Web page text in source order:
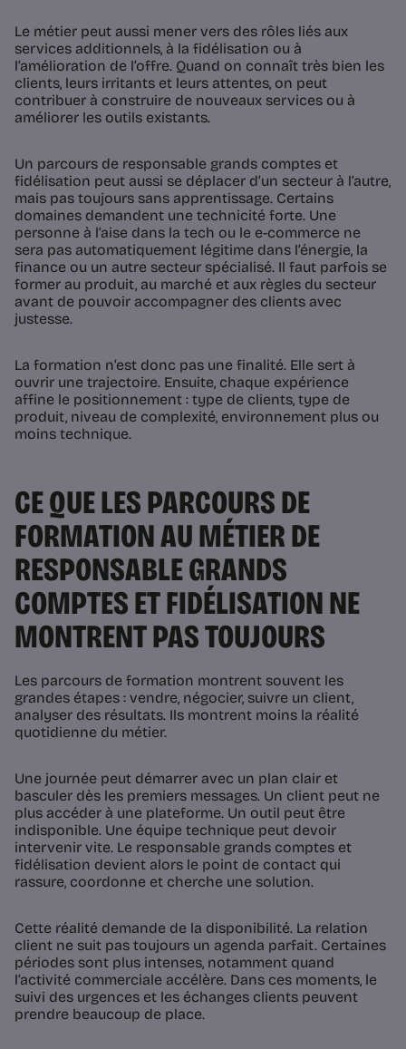
Le métier peut aussi mener vers des rôles liés aux
services additionnels, à la fidélisation ou à
l’amélioration de l’offre. Quand on connaît très bien les
clients, leurs irritants et leurs attentes, on peut
contribuer à construire de nouveaux services ou à
améliorer les outils existants.
Un parcours de responsable grands comptes et
fidélisation peut aussi se déplacer d’un secteur à l’autre,
mais pas toujours sans apprentissage. Certains
domaines demandent une technicité forte. Une
personne à l’aise dans la tech ou le e-commerce ne
sera pas automatiquement légitime dans l’énergie, la
finance ou un autre secteur spécialisé. Il faut parfois se
former au produit, au marché et aux règles du secteur
avant de pouvoir accompagner des clients avec
justesse.
La formation n’est donc pas une finalité. Elle sert à
ouvrir une trajectoire. Ensuite, chaque expérience
affine le positionnement : type de clients, type de
produit, niveau de complexité, environnement plus ou
moins technique.
CE QUE LES PARCOURS DE
FORMATION AU MÉTIER DE
RESPONSABLE GRANDS
COMPTES ET FIDÉLISATION NE
MONTRENT PAS TOUJOURS
Les parcours de formation montrent souvent les
grandes étapes : vendre, négocier, suivre un client,
analyser des résultats. Ils montrent moins la réalité
quotidienne du métier.
Une journée peut démarrer avec un plan clair et
basculer dès les premiers messages. Un client peut ne
plus accéder à une plateforme. Un outil peut être
indisponible. Une équipe technique peut devoir
intervenir vite. Le responsable grands comptes et
fidélisation devient alors le point de contact qui
rassure, coordonne et cherche une solution.
Cette réalité demande de la disponibilité. La relation
client ne suit pas toujours un agenda parfait. Certaines
périodes sont plus intenses, notamment quand
l’activité commerciale accélère. Dans ces moments, le
suivi des urgences et les échanges clients peuvent
prendre beaucoup de place.